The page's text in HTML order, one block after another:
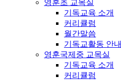
영훈초 교목실
기독교육 소개
커리큘럼
월간말씀
기독교활동 안내
영훈국제중 교목실
기독교육 소개
커리큘럼